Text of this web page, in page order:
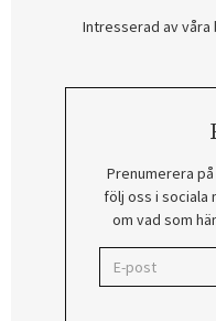
Intresserad av våra
Prenumerera
följ oss i sociala
om vad som